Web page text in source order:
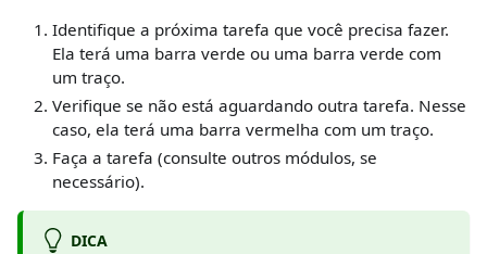
Identifique a próxima tarefa que você precisa fazer.
Ela terá uma barra verde ou uma barra verde com
um traço.
Verifique se não está aguardando outra tarefa. Nesse
caso, ela terá uma barra vermelha com um traço.
Faça a tarefa (consulte outros módulos, se
necessário).
DICA